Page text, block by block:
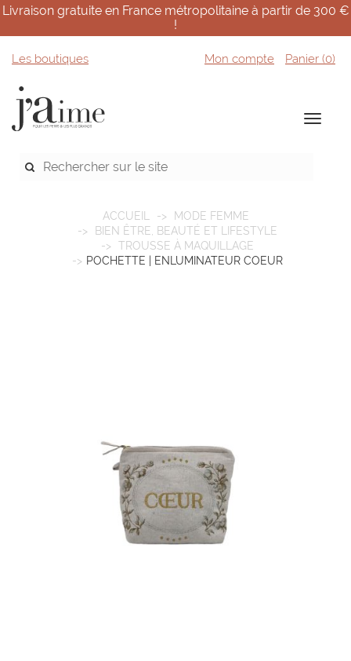
Livraison gratuite en France métropolitaine à partir de 300 €
!
Les boutiques Mon compte Panier (0)
ACCUEIL
MODE FEMME
BIEN ÊTRE, BEAUTÉ ET LIFESTYLE
TROUSSE À MAQUILLAGE
POCHETTE | ENLUMINATEUR COEUR